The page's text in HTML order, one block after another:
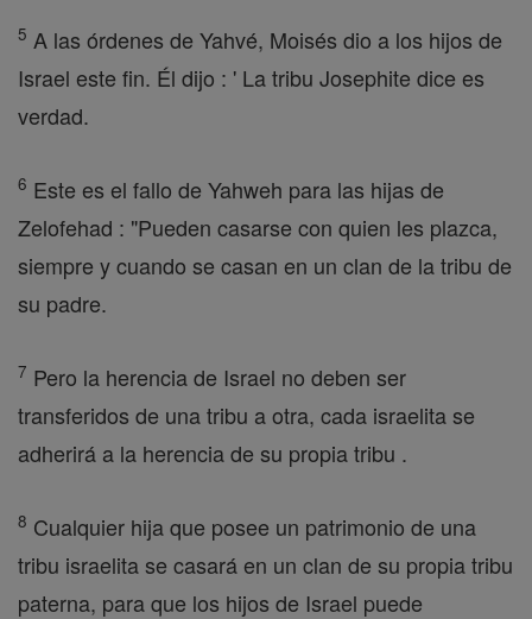
5 A las órdenes de Yahvé, Moisés dio a los hijos de
Israel este fin. Él dijo : ' La tribu Josephite dice es
verdad.
6 Este es el fallo de Yahweh para las hijas de
Zelofehad : "Pueden casarse con quien les plazca,
siempre y cuando se casan en un clan de la tribu de
su padre.
7 Pero la herencia de Israel no deben ser
transferidos de una tribu a otra, cada israelita se
adherirá a la herencia de su propia tribu .
8 Cualquier hija que posee un patrimonio de una
tribu israelita se casará en un clan de su propia tribu
paterna, para que los hijos de Israel puede